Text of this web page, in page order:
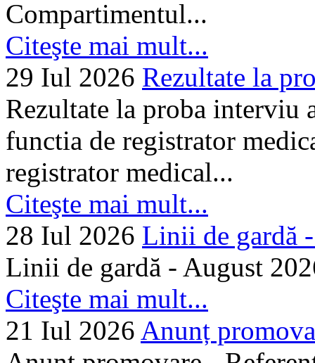
Compartimentul...
Citeşte mai mult...
29 Iul 2026 Rezultate la
Rezultate la proba interviu
functia de registrator
registrator medical...
Citeşte mai mult...
28 Iul 2026 Linii de gardă
Linii de gardă - August
Citeşte mai mult...
21 Iul 2026 Anunț